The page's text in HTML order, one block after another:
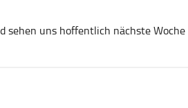
sehen uns hoffentlich nächste